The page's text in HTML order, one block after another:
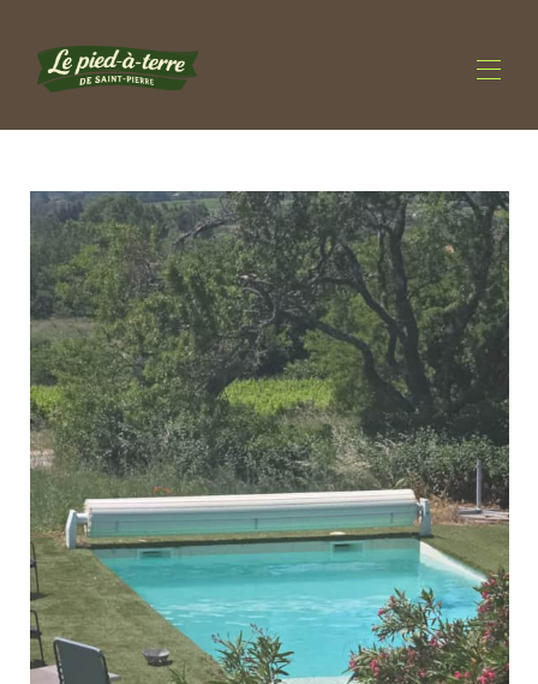
Nos hébergements ▾
Contactez-nous
Accueil Vélo
Château La Robine
Nos cabanes
Piscine familiale partagée